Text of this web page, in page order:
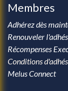
Membres
Adhérez dès
Renouveler
Récompenses
Conditions
Melus Connect